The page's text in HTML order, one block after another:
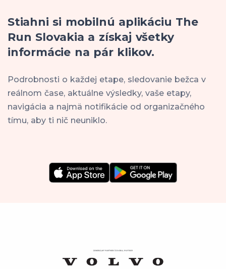
Stiahni si mobilnú aplikáciu The
Run Slovakia a získaj všetky
informácie na pár klikov.
Podrobnosti o každej etape, sledovanie bežca v
reálnom čase, aktuálne výsledky, vaše etapy,
navigácia a najmä notifikácie od organizačného
tímu, aby ti nič neuniklo.